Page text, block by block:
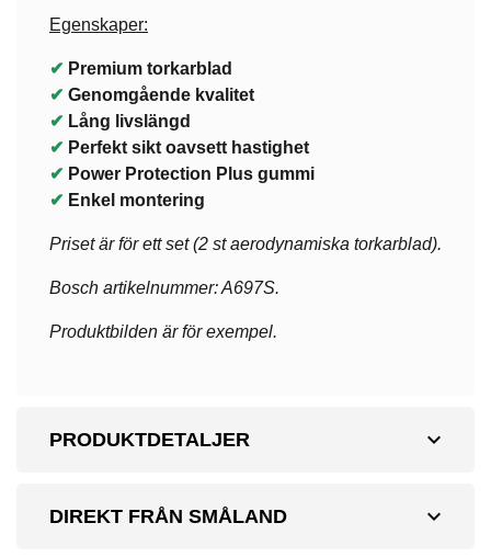
Egenskaper:
✔ Premium torkarblad
✔ Genomgående kvalitet
✔ Lång livslängd
✔ Perfekt sikt oavsett hastighet
✔ Power Protection Plus gummi
✔ Enkel montering
Priset är för ett set (2 st aerodynamiska torkarblad).
Bosch artikelnummer: A697S.
Produktbilden är för exempel.
expand_more
PRODUKTDETALJER
expand_more
DIREKT FRÅN SMÅLAND